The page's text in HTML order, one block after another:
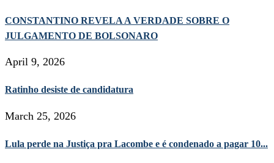
CONSTANTINO REVELA A VERDADE SOBRE O
JULGAMENTO DE BOLSONARO
April 9, 2026
Ratinho desiste de candidatura
March 25, 2026
Lula perde na Justiça pra Lacombe e é condenado a pagar 10...